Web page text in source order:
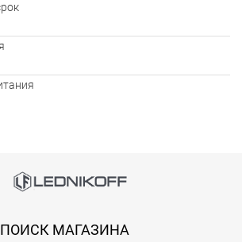
покупку на сайте банковской картой
ПОИСК МАГАЗИНА